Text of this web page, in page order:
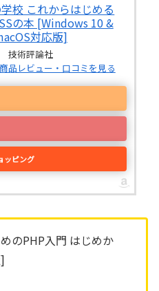
校 これからはじめる
の本 [Windows 10 &
対応版]
技術評論社
品レビュー・口コミを見る
場
ッピング
のPHP入門 はじめか